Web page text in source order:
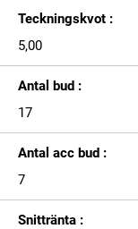
Teckningskvot :
5,00
Antal bud :
17
Antal acc bud :
7
Snittränta :